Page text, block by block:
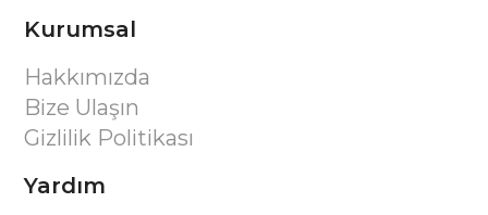
Kurumsal
Hakkımızda
Bize Ulaşın
Gizlilik Politikası
Yardım